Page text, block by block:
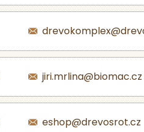
jiri.mrlina@biomac.cz
eshop@drevosrot.cz